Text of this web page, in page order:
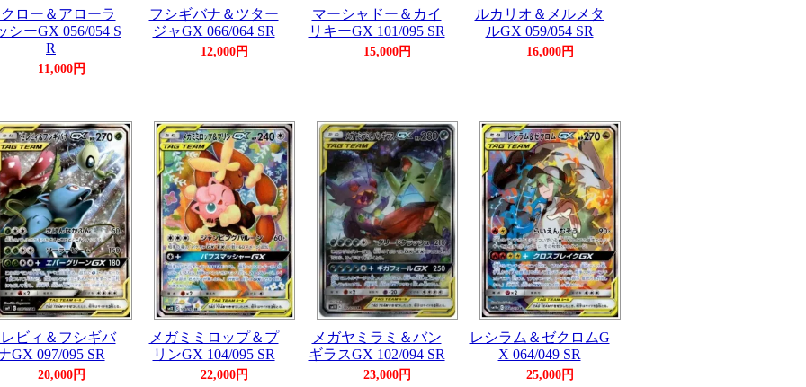
ロー＆アローラ
シーGX 056/054 S
R
11,000円
フシギバナ＆ツター
ジャGX 066/064 SR
12,000円
マーシャドー＆カイ
リキーGX 101/095 SR
15,000円
ルカリオ＆メルメタ
ルGX 059/054 SR
16,000円
ビィ＆フシギバ
GX 097/095 SR
20,000円
メガミミロップ＆プ
リンGX 104/095 SR
22,000円
メガヤミラミ＆バン
ギラスGX 102/094 SR
23,000円
レシラム＆ゼクロムG
X 064/049 SR
25,000円